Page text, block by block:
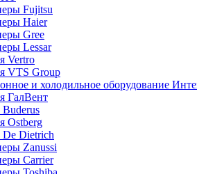
Fujitsu
Haier
Gree
Lessar
Vertro
VTS Group
и холодильное оборудование
ГалВент
Ostberg
Dietrich
Zanussi
Carrier